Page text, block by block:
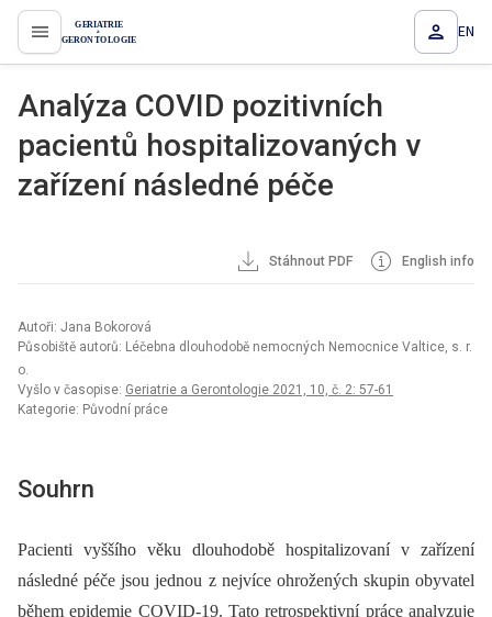
proLékaře.cz EN
Analýza COVID pozitivních
pacientů hospitalizovaných v
zařízení následné péče
Stáhnout PDF English info
Autoři: Jana Bokorová
Působiště autorů: Léčebna dlouhodobě nemocných Nemocnice Valtice, s. r.
o.
Vyšlo v časopise: Geriatrie a Gerontologie 2021, 10, č. 2: 57-61
Kategorie: Původní práce
Souhrn
Pacienti vyššího věku dlouhodobě hospitalizovaní v zařízení
následné péče jsou jednou z nejvíce ohrožených skupin obyvatel
během epidemie COVID-19. Tato retrospektivní práce analyzuje